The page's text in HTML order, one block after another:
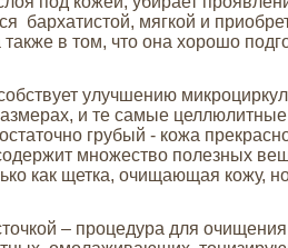
бархатистой, мягкой и
также в том, что она хорошо
улучшению
и те самые
грубый - кожа
множество полезных
как щетка, очищающая кожу,
– процедура для